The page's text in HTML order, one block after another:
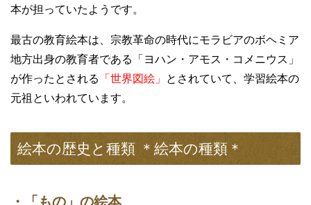
本が担っていたようです。
最古の教育絵本は、宗教革命の時代にモラビアのボヘミア
地方出身の教育者である「ヨハン・アモス・コメニウス」
が作ったとされる
「世界図絵」
とされていて、学習絵本の
元祖といわれています。
絵本の歴史と種類 ＊絵本の種類＊
・「もの」の絵本